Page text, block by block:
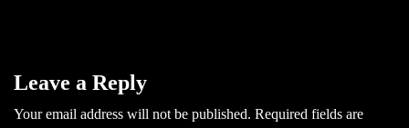
Leave a Reply
Your email address will not be published. Required fields are